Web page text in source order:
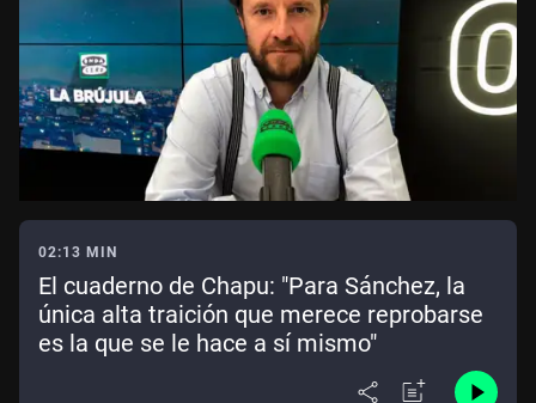
02:13 MIN
El cuaderno de Chapu: "Para Sánchez, la
única alta traición que merece reprobarse
es la que se le hace a sí mismo"